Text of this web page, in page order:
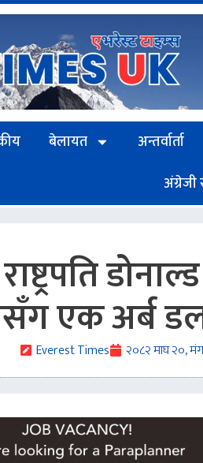
बेलायत अन्तर्वार्ता
अंग्रेजी
डोनाल्ड
एक अर्ब
Everest Times २०८२ माघ २०,